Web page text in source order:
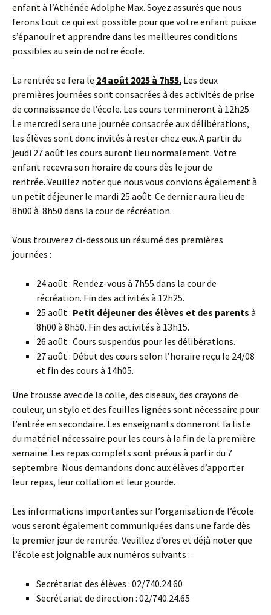
enfant à l’Athénée Adolphe Max. Soyez assurés que nous
ferons tout ce qui est possible pour que votre enfant puisse
s’épanouir et apprendre dans les meilleures conditions
possibles au sein de notre école.
La rentrée se fera le 24 août 2025 à 7h55. Les deux
premières journées sont consacrées à des activités de prise
de connaissance de l’école. Les cours termineront à 12h25.
Le mercredi sera une journée consacrée aux délibérations,
les élèves sont donc invités à rester chez eux. A partir du
jeudi 27 août les cours auront lieu normalement. Votre
enfant recevra son horaire de cours dès le jour de
rentrée. Veuillez noter que nous vous convions également à
un petit déjeuner le mardi 25 août. Ce dernier aura lieu de
8h00 à 8h50 dans la cour de récréation.
Vous trouverez ci-dessous un résumé des premières
journées :
24 août : Rendez-vous à 7h55 dans la cour de
récréation. Fin des activités à 12h25.
25 août : Petit déjeuner des élèves et des parents à
8h00 à 8h50. Fin des activités à 13h15.
26 août : Cours suspendus pour les délibérations.
27 août : Début des cours selon l’horaire reçu le 24/08
et fin des cours à 14h05.
Une trousse avec de la colle, des ciseaux, des crayons de
couleur, un stylo et des feuilles lignées sont nécessaire pour
l’entrée en secondaire. Les enseignants donneront la liste
du matériel nécessaire pour les cours à la fin de la première
semaine. Les repas complets sont prévus à partir du 7
septembre. Nous demandons donc aux élèves d’apporter
leur repas, leur collation et leur gourde.
Les informations importantes sur l’organisation de l’école
vous seront également communiquées dans une farde dès
le premier jour de rentrée. Veuillez d’ores et déjà noter que
l’école est joignable aux numéros suivants :
Secrétariat des élèves : 02/740.24.60
Secrétariat de direction : 02/740.24.65